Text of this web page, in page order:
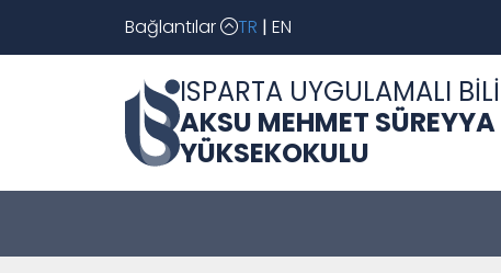
Bağlantılar TR | EN
ISPARTA UYGULAMALI
AKSU MEHMET
YÜKSEKOKULU